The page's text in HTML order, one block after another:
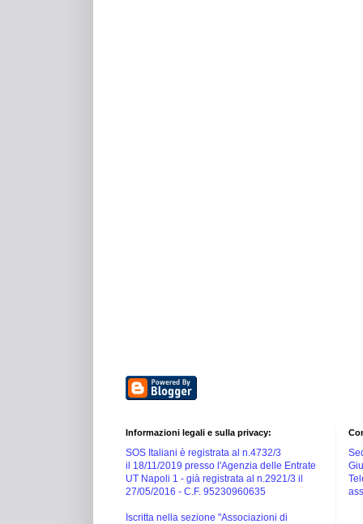
Informazioni legali e sulla privacy:
SOS Italiani è registrata al n.4732/3
il 18/11/2019 presso l'Agenzia delle Entrate
UT Napoli 1 - già registrata al n.2921/3 il
27/05/2016 - C.F. 95230960635
Iscritta nella sezione "Associazioni di